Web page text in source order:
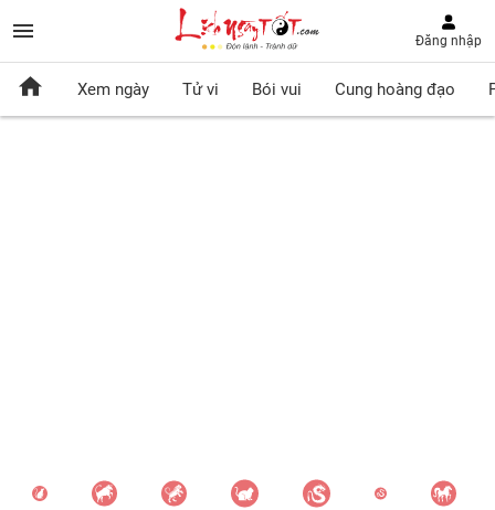
Đăng nhập
Xem ngày Tử vi Bói vui Cung hoàng đạo